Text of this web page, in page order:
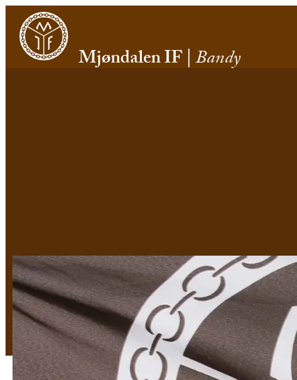
Mjøndalen IF|Bandy